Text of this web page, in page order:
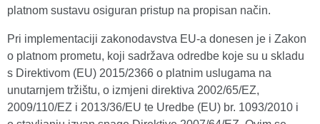
platnom sustavu osiguran pristup na propisan način.
Pri implementaciji zakonodavstva EU-a donesen je i Zakon
o platnom prometu, koji sadržava odredbe koje su u skladu
s Direktivom (EU) 2015/2366 o platnim uslugama na
unutarnjem tržištu, o izmjeni direktiva 2002/65/EZ,
2009/110/EZ i 2013/36/EU te Uredbe (EU) br. 1093/2010 i